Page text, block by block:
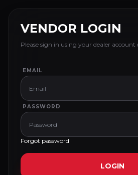
VENDOR LOGIN
Please sign in using your dealer account
EMAIL
PASSWORD
Forgot password
LOGIN